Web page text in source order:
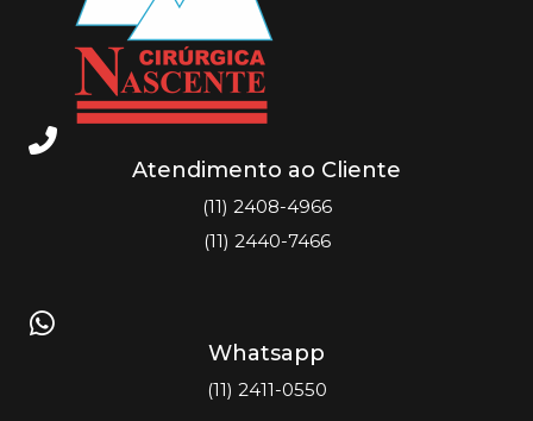
Atendimento ao Cliente
(11) 2408-4966
(11) 2440-7466
Whatsapp
(11) 2411-0550